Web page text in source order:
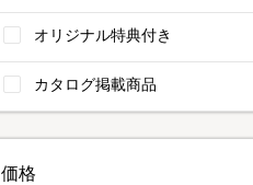
オリジナル特典付き
カタログ掲載商品
価格